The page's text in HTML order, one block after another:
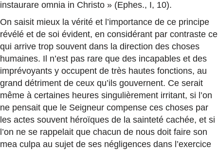
instaurare omnia in Christo » (Ephes., I, 10).
On saisit mieux la vérité et l’importance de ce principe
révélé et de soi évident, en considérant par contraste ce
qui arrive trop souvent dans la direction des choses
humaines. Il n’est pas rare que des incapables et des
imprévoyants y occupent de très hautes fonctions, au
grand détriment de ceux qu’ils gouvernent. Ce serait
même à certaines heures singulièrement irritant, si l’on
ne pensait que le Seigneur compense ces choses par
les actes souvent héroïques de la sainteté cachée, et si
l’on ne se rappelait que chacun de nous doit faire son
mea culpa au sujet de ses négligences dans l’exercice